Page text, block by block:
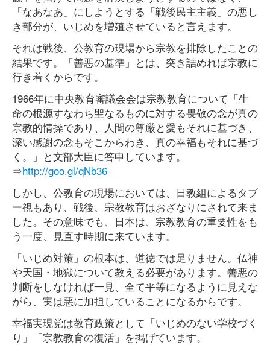
「なあなあ」にしようとする「戦後民主主義」の悪し
き部分が、いじめを増殖させていると言えます。
それは戦後、公教育の現場から宗教を排除したことの
結果です。「善悪の基準」とは、突き詰めれば宗教に
行き着くからです。
1966年に中央教育審議会会は宗教教育について「生
命の根源すなわち聖なるものに対する畏敬の念が真の
宗教的情操であり、人間の尊厳と愛もそれに基づき、
深い感謝の念もそこからわき、真の幸福もそれに基づ
く。」と文部大臣に答申しています。
⇒http://goo.gl/qNb36
しかし、公教育の現場においては、日教組によるタブ
ー視もあり、戦後、宗教教育はおざなりにされて来ま
した。その意味でも、日本は、宗教教育の重要性をも
う一度、見直す時期に来ています。
「いじめ対策」の根本は、道徳では足りません。仏神
や天国・地獄について教える必要があります。善悪の
判断をしなければ一見、全て平等になるように見えな
がら、実は悪に加担していることになるからです。
幸福実現党は教育政策として「いじめのない学校づく
り」「宗教教育の復活」を掲げています。